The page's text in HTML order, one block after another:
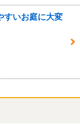
すいお庭に大変